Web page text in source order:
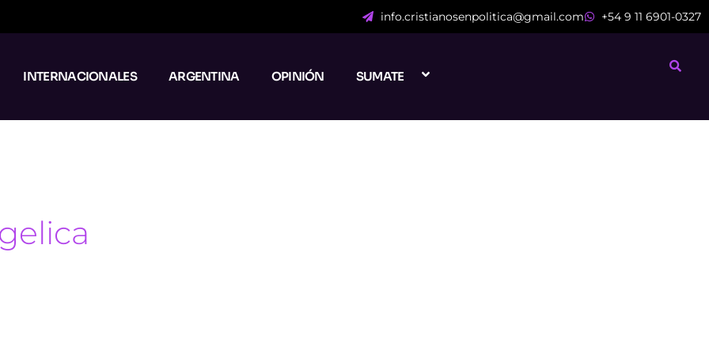
info.cristianosenpolitica@gmail.com +54 9 11 6901-0327
INTERNACIONALES ARGENTINA OPINIÓN SUMATE